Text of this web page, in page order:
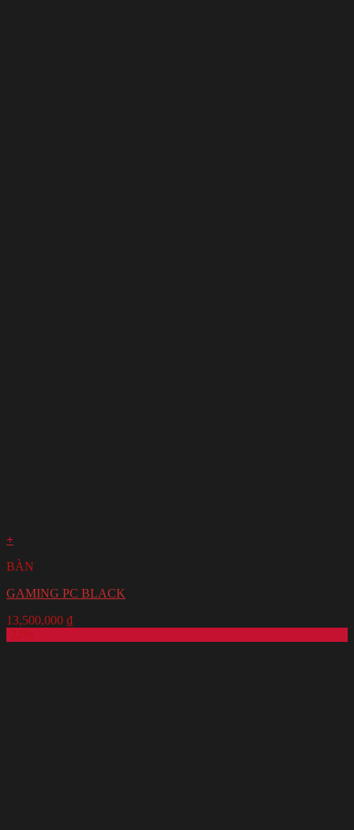
+
BÀN
GAMING PC BLACK
13,500,000 ₫
-22%